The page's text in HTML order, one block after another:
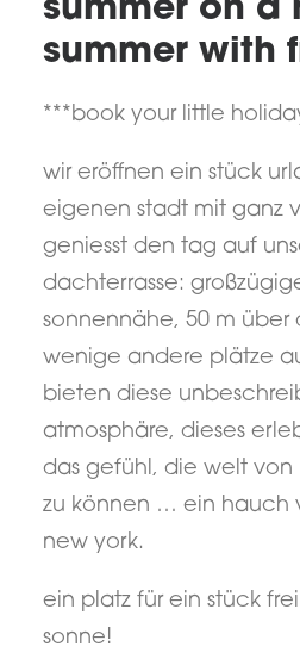
summer on a
summer with
***book your little
wir eröffnen ein stück
eigenen stadt mit ganz
geniesst den tag auf
dachterrasse:
sonnennähe, 50 m über
wenige andere plätze
bieten diese
atmosphäre, dieses
das gefühl, die welt von
zu können … ein hauch
new york.
ein platz für ein stück
sonne!